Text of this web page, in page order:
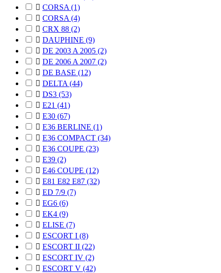
 CORSA (1)
 CORSA (4)
 CRX 88 (2)
 DAUPHINE (9)
 DE 2003 A 2005 (2)
 DE 2006 A 2007 (2)
 DE BASE (12)
 DELTA (44)
 DS3 (53)
 E21 (41)
 E30 (67)
 E36 BERLINE (1)
 E36 COMPACT (34)
 E36 COUPE (23)
 E39 (2)
 E46 COUPE (12)
 E81 E82 E87 (32)
 ED 7/9 (7)
 EG6 (6)
 EK4 (9)
 ELISE (7)
 ESCORT I (8)
 ESCORT II (22)
 ESCORT IV (2)
 ESCORT V (42)